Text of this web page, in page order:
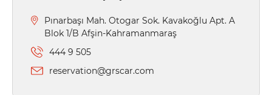
Pınarbaşı Mah. Otogar Sok. Kavakoğlu Apt. A
Blok 1/B Afşin-Kahramanmaraş
444 9 505
reservation@grscar.com